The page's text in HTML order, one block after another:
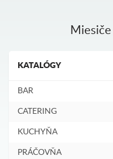
KATALÓGY
BAR
CATERING
KUCHYŇA
PRÁČOVŇA